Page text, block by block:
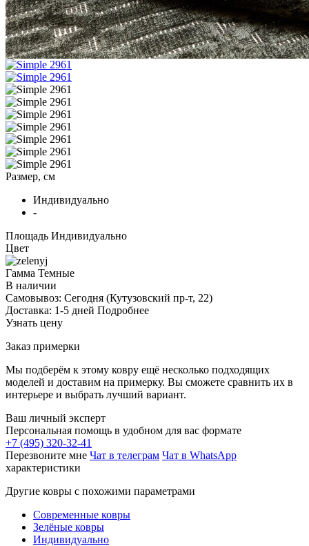
Размер, см
Индивидуально
-
Площадь Индивидуально
Цвет
Гамма Темные
В наличии
Самовывоз: Сегодня (Кутузовский пр-т, 22)
Доставка: 1-5 дней Подробнее
Узнать цену
Заказ примерки
Мы подберём к этому ковру ещё несколько подходящих
моделей и доставим на примерку. Вы сможете сравнить их в
интерьере и выбрать лучший вариант.
Ваш личный эксперт
Персональная помощь в удобном для вас формате
+7 (495) 320-32-41
Перезвоните мне Чат в телеграм Чат в WhatsApp
характеристики
Другие ковры с похожими параметрами
Современные ковры
Зелёные ковры
Индивидуально